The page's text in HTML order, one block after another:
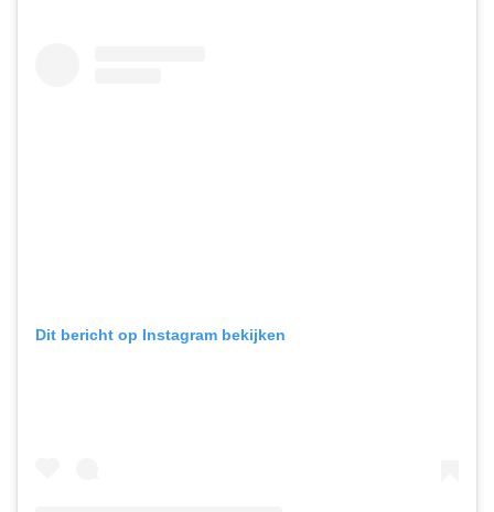
Dit bericht op Instagram bekijken